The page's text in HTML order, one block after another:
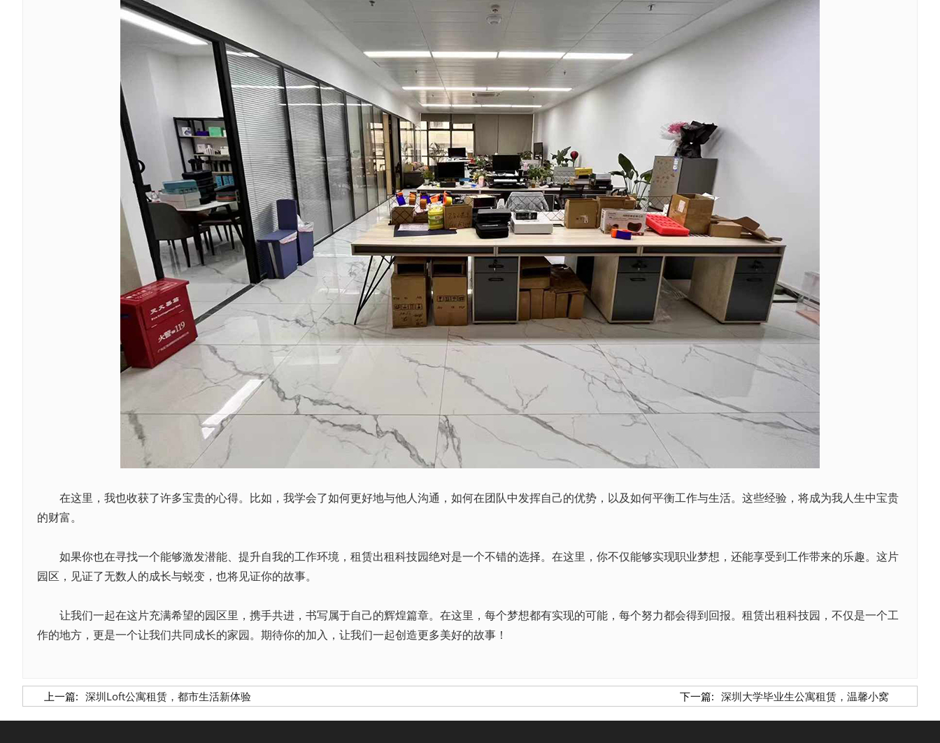
在这里，我也收获了许多宝贵的心得。比如，我学会了如何更好地与他人沟通，如何在团队中发挥自己的优势，以及如何平衡工作与生活。这些经验，将成为我人生中宝贵
的财富。
如果你也在寻找一个能够激发潜能、提升自我的工作环境，租赁出租科技园绝对是一个不错的选择。在这里，你不仅能够实现职业梦想，还能享受到工作带来的乐趣。这片
园区，见证了无数人的成长与蜕变，也将见证你的故事。
让我们一起在这片充满希望的园区里，携手共进，书写属于自己的辉煌篇章。在这里，每个梦想都有实现的可能，每个努力都会得到回报。租赁出租科技园，不仅是一个工
作的地方，更是一个让我们共同成长的家园。期待你的加入，让我们一起创造更多美好的故事！
上一篇: 深圳Loft公寓租赁，都市生活新体验 下一篇: 深圳大学毕业生公寓租赁，温馨小窝